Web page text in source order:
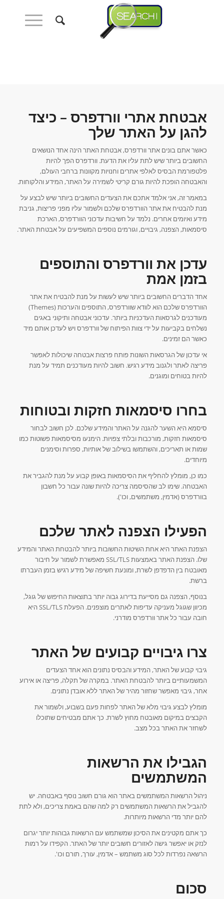
אבטחת אתרי וורדפרס – כיצד
להגן על האתר שלך
כאשר אתם בונים אתר וורדפרס, אבטחת האתר הינה אחד הנושאים
החשובים ביותר שיש לתת עליו את הדעת. וורדפרס הפך להיות
פלטפורמת הבסיס לאלפי אתרים וחנויות מקוונות ברחבי העולם,
והאבטחה הופכת להיות גורם קריטי לשמירה על האתר, המידע והלקוחות.
במאמר זה, אני אלמד אתכם את הצעדים החשובים ביותר שיש לבצע על
מנת להבטיח את אתר הוורדפרס שלכם ולשמור עליו מפני פריצות, גניבת
מידע ואיומים אחרים. נלמד על חשיבות עדכוני הוורדפרס, הארכת
סיסמאות, הצפנה, גיבויים, וגורמים נוספים המשפיעים על אבטחת האתר.
עדכן את וורדפרס והתוספים
בזמן אמת
אחד הדברים החשובים ביותר שיש לעשות על מנת להבטיח את אתר
הוורדפרס שלכם הוא לוודא שוורדפרס, התוספים והערכות (Themes)
מעודכנים לגרסאות העדכניות ביותר. עדכוני אבטחה ותיקוני באגים
נשלחים בקביעות על ידי צוות הפיתוח של וורדפרס ויש לעדכן אותם מיד
כאשר הם זמינים.
אי עדכון של הגרסאות השונות פותח פרצות אבטחה שיכולות לאפשר
פריצה לאתר ולגנוב מידע רגיש. חשוב להיות מעודכנים תמיד על מנת
להיות בטוחים ומוגנים.
בחרו סיסמאות חזקות ובטוחות
סיסמא היא השער להגנה על האתר והמידע שלכם. לכן חשוב לבחור
סיסמאות חזקות, מורכבות ובלתי צפויות. הימנעו מסיסמאות פשוטות כמו
שמות או תאריכים, והשתמשו בשילוב של אותיות, ספרות וסימנים
מיוחדים.
כמו כן, מומלץ להחליף את הסיסמאות באופן קבוע על מנת להגביר את
האבטחה. שימו לב שהסיסמה צריכה להיות שונה עבור כל חשבון
בוורדפרס (אדמין, משתמשים, וכו').
הפעילו הצפנה לאתר שלכם
הצפנת האתר היא אחת השיטות החשובות ביותר להבטחת האתר והמידע
שלו. הצפנת האתר באמצעות SSL/TLS מאפשרת לשמור על חיבור
מאובטח בין הדפדפן לשרת, ומונעת חשיפה של מידע רגיש בזמן העברתו
ברשת.
בנוסף, הצפנה גם מסייעת בדירוג גבוה יותר בתוצאות החיפוש של גוגל,
מכיוון שגוגל מעניקה עדיפות לאתרים מוצפנים. הפעלת SSL/TLS היא
חובה עבור כל אתר וורדפרס מודרני.
צרו גיבויים קבועים של האתר
גיבוי קבוע של האתר, המידע והבסיס נתונים הוא אחד הצעדים
המשמעותיים ביותר להבטחת האתר. במקרה של תקלה, פריצה או אירוע
אחר, גיבוי מאפשר שחזור מהיר של האתר ללא אובדן נתונים.
מומלץ לבצע גיבוי מלא של האתר לפחות פעם בשבוע, ולשמור את
הקבצים במיקום מאובטח מחוץ לשרת. כך אתם מבטיחים שתוכלו
לשחזר את האתר בכל מצב.
הגבילו את הרשאות
המשתמשים
ניהול הרשאות המשתמשים באתר הוא גורם חשוב נוסף באבטחה. יש
להגביל את הרשאות המשתמשים רק למה שהם באמת צריכים, ולא לתת
להם יותר מדי הרשאות מיותרות.
כך אתם מקטינים את הסיכון שמשתמש עם הרשאות גבוהות יותר יגרום
לנזק או יאפשר גישה לאזורים חשובים יותר של האתר. הקפידו על רמות
הרשאה נפרדות לכל סוג משתמש – אדמין, עורך, תורם וכו'.
סכום